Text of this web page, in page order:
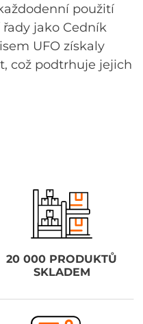
použití
jako Cedník
UFO získaly
což podtrhuje jejich
20 000 PRODUKTŮ
SKLADEM